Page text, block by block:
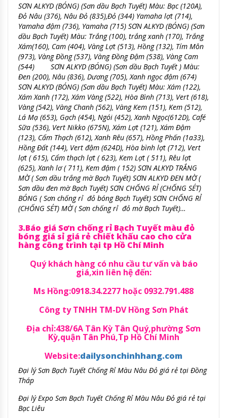
SƠN ALKYD (BÓNG) (Sơn dầu Bạch Tuyết) Màu: Bạc (120A),
Đỏ Nâu (376), Nâu Đỏ (835),Đỏ (344) Yamaha lợt (714),
Yamaha đậm (736), Yamaha (715) SƠN ALKYD (BÓNG) (Sơn
dầu Bạch Tuyết) Màu: Trắng (100), trắng xanh (170), Trắng
Xám(160), Cam (404), Vàng Lợt (513), Hồng (132), Tím Môn
(973), Vàng Đồng (537), Vàng Đồng Đậm (538), Vàng Cam
(544) SƠN ALKYD (BÓNG) (Sơn dầu Bạch Tuyết ) Màu:
Đen (200), Nâu (836), Dương (705), Xanh ngọc đậm (674)
SƠN ALKYD (BÓNG) (Sơn dầu Bạch Tuyết) Màu: Xám (122),
Xám Xanh (172), Xám Vàng (522), Hòa Bình (713), Vert (618),
Vàng (542), Vàng Chanh (562), Vàng Kem (151), Kem (512),
Lá Mạ (653), Gạch (454), Ngói (452), Xanh Ngọc(612D), Café
Sữa (536), Vert Nikko (675N), Xám Lợt (121), Xám Đậm
(123), Cẩm Thạch (612), Xanh Rêu (657), Hồng Phấn (1a33),
Hồng Đất (144), Vert đậm (624D), Hòa bình lợt (712), Vert
lợt ( 615), Cẩm thạch lợt ( 623), Kem Lợt ( 511), Rêu lợt
(625), Xanh lơ ( 711), Kem đậm ( 152) SƠN ALKYD TRẮNG
MỜ ( Sơn dầu trắng mờ Bạch Tuyết) SƠN ALKYD ĐEN MỜ (
Sơn dầu đen mờ Bạch Tuyết) SƠN CHỐNG RỈ (CHỐNG SÉT)
BÓNG ( Sơn chống rỉ đỏ bóng Bạch Tuyết) SƠN CHỐNG RỈ
(CHỐNG SÉT) MỜ ( Sơn chống rỉ đỏ mờ Bạch Tuyết)…
3.Báo giá Sơn chống rỉ Bạch Tuyết màu đỏ
bóng giá sỉ giá rẻ chiết khấu cao cho cửa
hàng công trình tại tp Hồ Chí Minh
Quý khách hàng có nhu cầu tư vấn và báo
giá,xin liên hệ đến:
Ms Hồng:0918.34.2277 hoặc 0932.791.488
Công ty TNHH TM-DV Hồng Sơn Phát
Địa chỉ:438/6A Tân Kỳ Tân Quý,phường Sơn
Kỳ,quận Tân Phú,Tp Hồ Chí Minh
Website:dailysonchinhhang.com
Đại lý Sơn Bạch Tuyết Chống Rỉ Màu Nâu Đỏ giá rẻ tại Đồng
Tháp
Đại lý Expo Sơn Bạch Tuyết Chống Rỉ Màu Nâu Đỏ giá rẻ tại
Bạc Liêu